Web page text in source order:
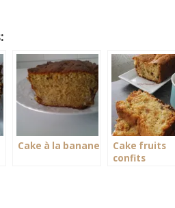
Cake à la banane
Cake fruits
confits